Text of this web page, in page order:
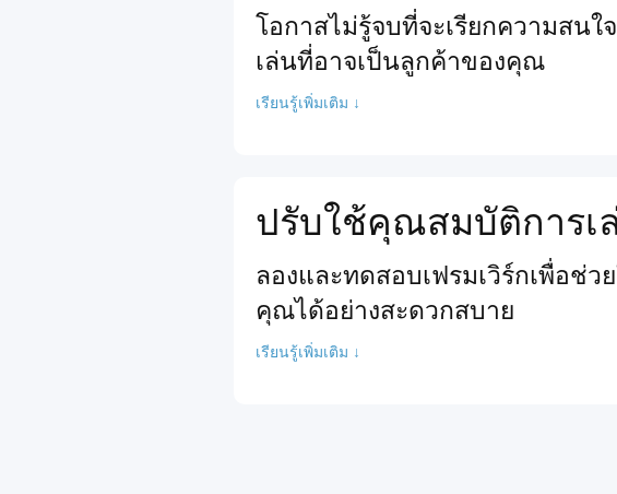
โอกาสไม่รู้จบที่จะเรียกความสนใ
เล่นที่อาจเป็นลูกค้าของคุณ
เรียนรู้เพิ่มเติม ↓
ปรับใช้คุณสมบัติการเ
ลองและทดสอบเฟรมเวิร์กเพื่อช่
คุณได้อย่างสะดวกสบาย
เรียนรู้เพิ่มเติม ↓